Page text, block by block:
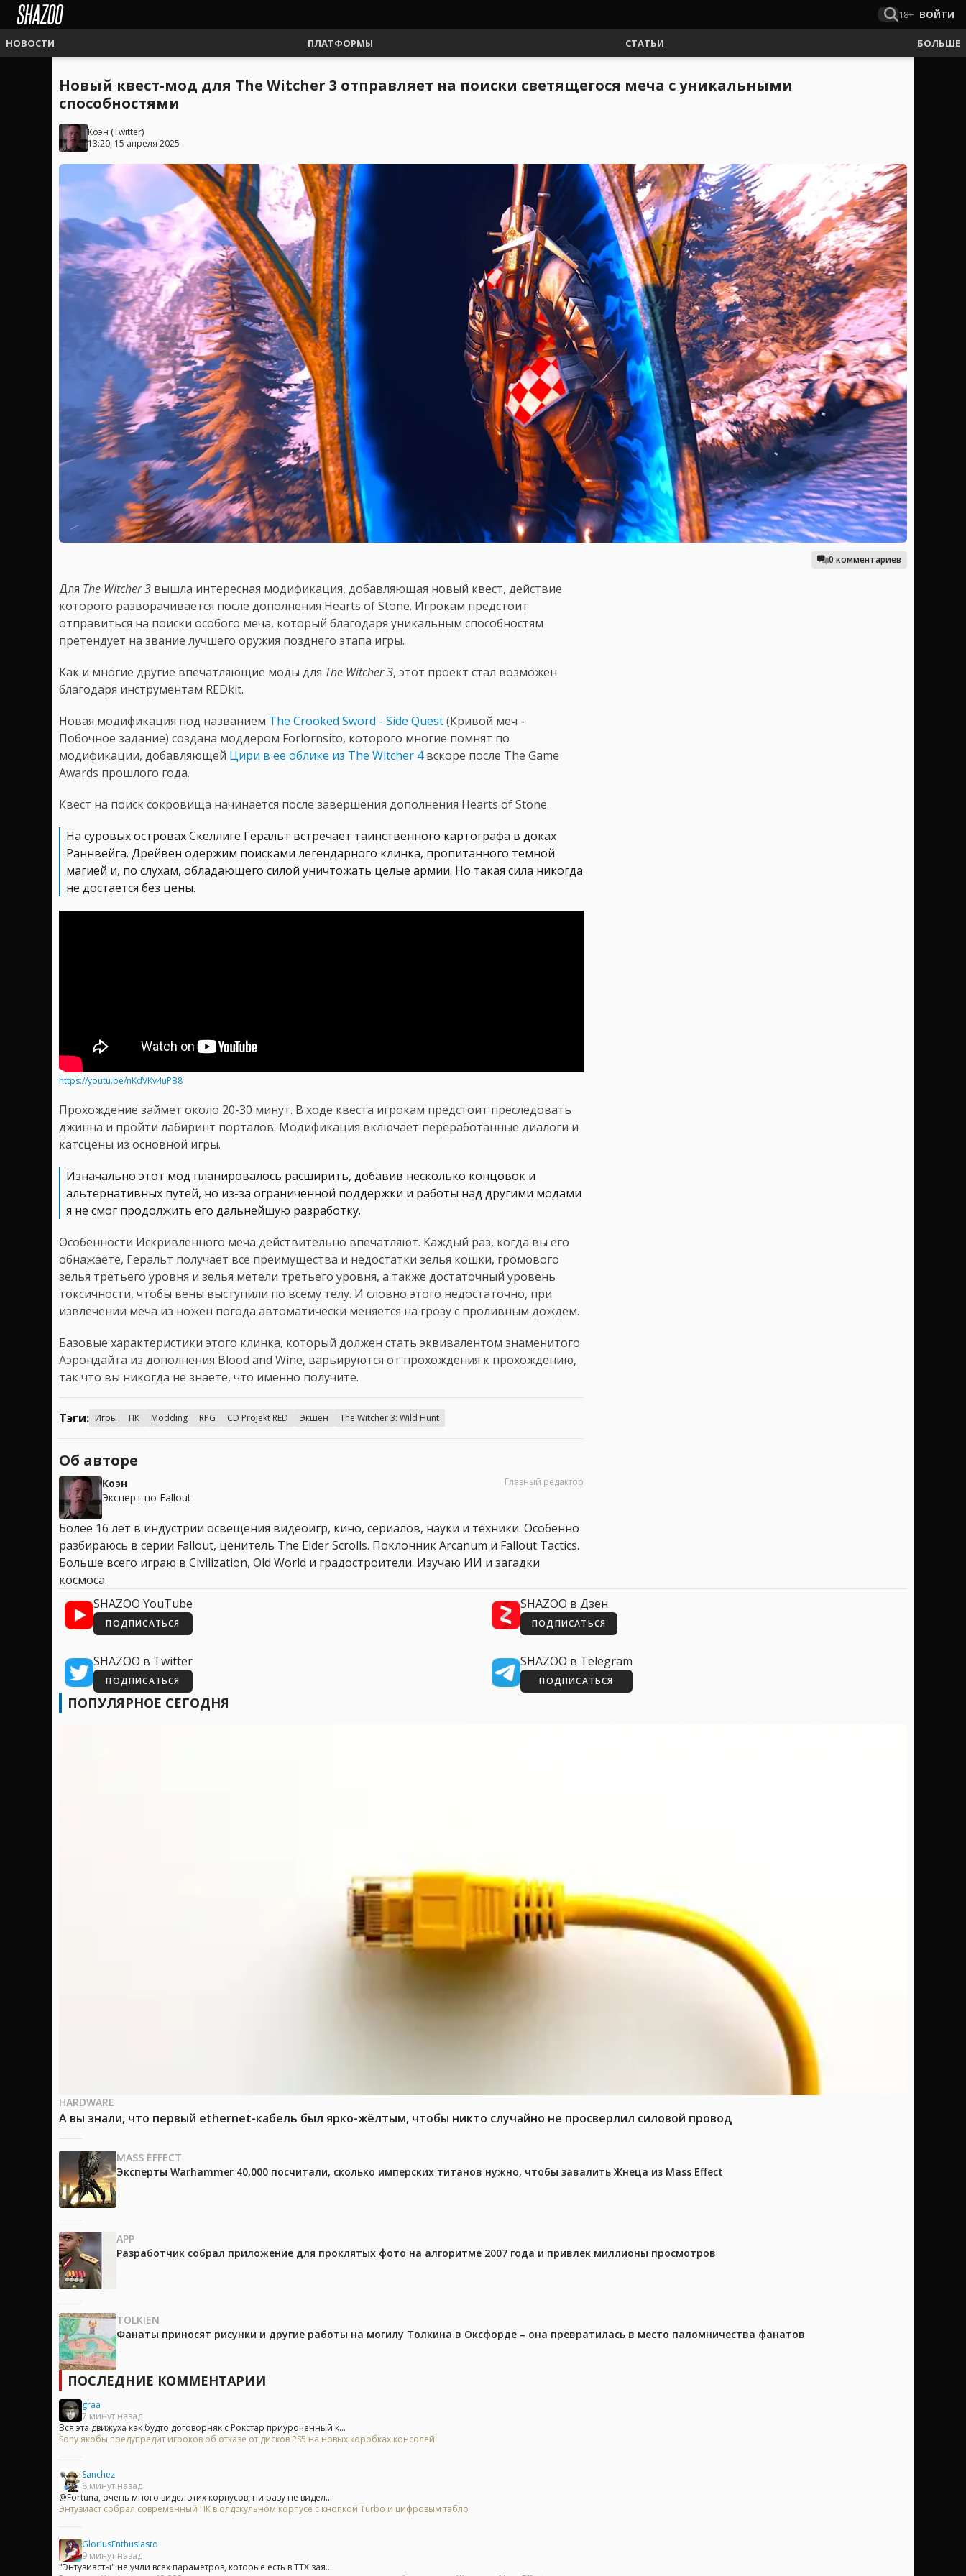
18+ ВОЙТИ
НОВОСТИ ПЛАТФОРМЫ СТАТЬИ БОЛЬШЕ
Новый квест-мод для The Witcher 3 отправляет на поиски светящегося меча с уникальными
способностями
Коэн (Twitter)
13:20, 15 апреля 2025
0 комментариев
Для The Witcher 3 вышла интересная модификация, добавляющая новый квест, действие
которого разворачивается после дополнения Hearts of Stone. Игрокам предстоит
отправиться на поиски особого меча, который благодаря уникальным способностям
претендует на звание лучшего оружия позднего этапа игры.
Как и многие другие впечатляющие моды для The Witcher 3, этот проект стал возможен
благодаря инструментам REDkit.
Новая модификация под названием The Crooked Sword - Side Quest(Кривой меч -
Побочное задание) создана моддером Forlornsito, которого многие помнят по
модификации, добавляющей Цири в ее облике из The Witcher 4вскоре после The Game
Awards прошлого года.
Квест на поиск сокровища начинается после завершения дополнения Hearts of Stone.
На суровых островах Скеллиге Геральт встречает таинственного картографа в доках
Раннвейга. Дрейвен одержим поисками легендарного клинка, пропитанного темной
магией и, по слухам, обладающего силой уничтожать целые армии. Но такая сила никогда
не достается без цены.
https://youtu.be/nKdVKv4uPB8
Прохождение займет около 20-30 минут. В ходе квеста игрокам предстоит преследовать
джинна и пройти лабиринт порталов. Модификация включает переработанные диалоги и
катсцены из основной игры.
Изначально этот мод планировалось расширить, добавив несколько концовок и
альтернативных путей, но из-за ограниченной поддержки и работы над другими модами
я не смог продолжить его дальнейшую разработку.
Особенности Искривленного меча действительно впечатляют. Каждый раз, когда вы его
обнажаете, Геральт получает все преимущества и недостатки зелья кошки, громового
зелья третьего уровня и зелья метели третьего уровня, а также достаточный уровень
токсичности, чтобы вены выступили по всему телу. И словно этого недостаточно, при
извлечении меча из ножен погода автоматически меняется на грозу с проливным дождем.
Базовые характеристики этого клинка, который должен стать эквивалентом знаменитого
Аэрондайта из дополнения Blood and Wine, варьируются от прохождения к прохождению,
так что вы никогда не знаете, что именно получите.
Тэги: Игры ПК Modding RPG CD Projekt RED Экшен The Witcher 3: Wild Hunt
Об авторе
Коэн
Эксперт по Fallout
Главный редактор
Более 16 лет в индустрии освещения видеоигр, кино, сериалов, науки и техники. Особенно
разбираюсь в серии Fallout, ценитель The Elder Scrolls. Поклонник Arcanum и Fallout Tactics.
Больше всего играю в Civilization, Old World и градостроители. Изучаю ИИ и загадки
космоса.
SHAZOO YouTube
ПОДПИСАТЬСЯ
SHAZOO в Дзен
ПОДПИСАТЬСЯ
SHAZOO в Twitter
ПОДПИСАТЬСЯ
SHAZOO в Telegram
ПОДПИСАТЬСЯ
ПОПУЛЯРНОЕ СЕГОДНЯ
HARDWARE
А вы знали, что первый ethernet-кабель был ярко-жёлтым, чтобы никто случайно не просверлил силовой провод
MASS EFFECT
Эксперты Warhammer 40,000 посчитали, сколько имперских титанов нужно, чтобы завалить Жнеца из Mass Effect
APP
Разработчик собрал приложение для проклятых фото на алгоритме 2007 года и привлек миллионы просмотров
TOLKIEN
Фанаты приносят рисунки и другие работы на могилу Толкина в Оксфорде – она превратилась в место паломничества фанатов
ПОСЛЕДНИЕ КОММЕНТАРИИ
graa
7 минут назад
Вся эта движуха как будто договорняк с Рокстар приуроченный к...
Sony якобы предупредит игроков об отказе от дисков PS5 на новых коробках консолей
Sanchez
8 минут назад
@Fortuna, очень много видел этих корпусов, ни разу не видел...
Энтузиаст собрал современный ПК в олдскульном корпусе с кнопкой Turbo и цифровым табло
GloriusEnthusiasto
9 минут назад
"Энтузиасты" не учли всех параметров, которые есть в ТТХ зая...